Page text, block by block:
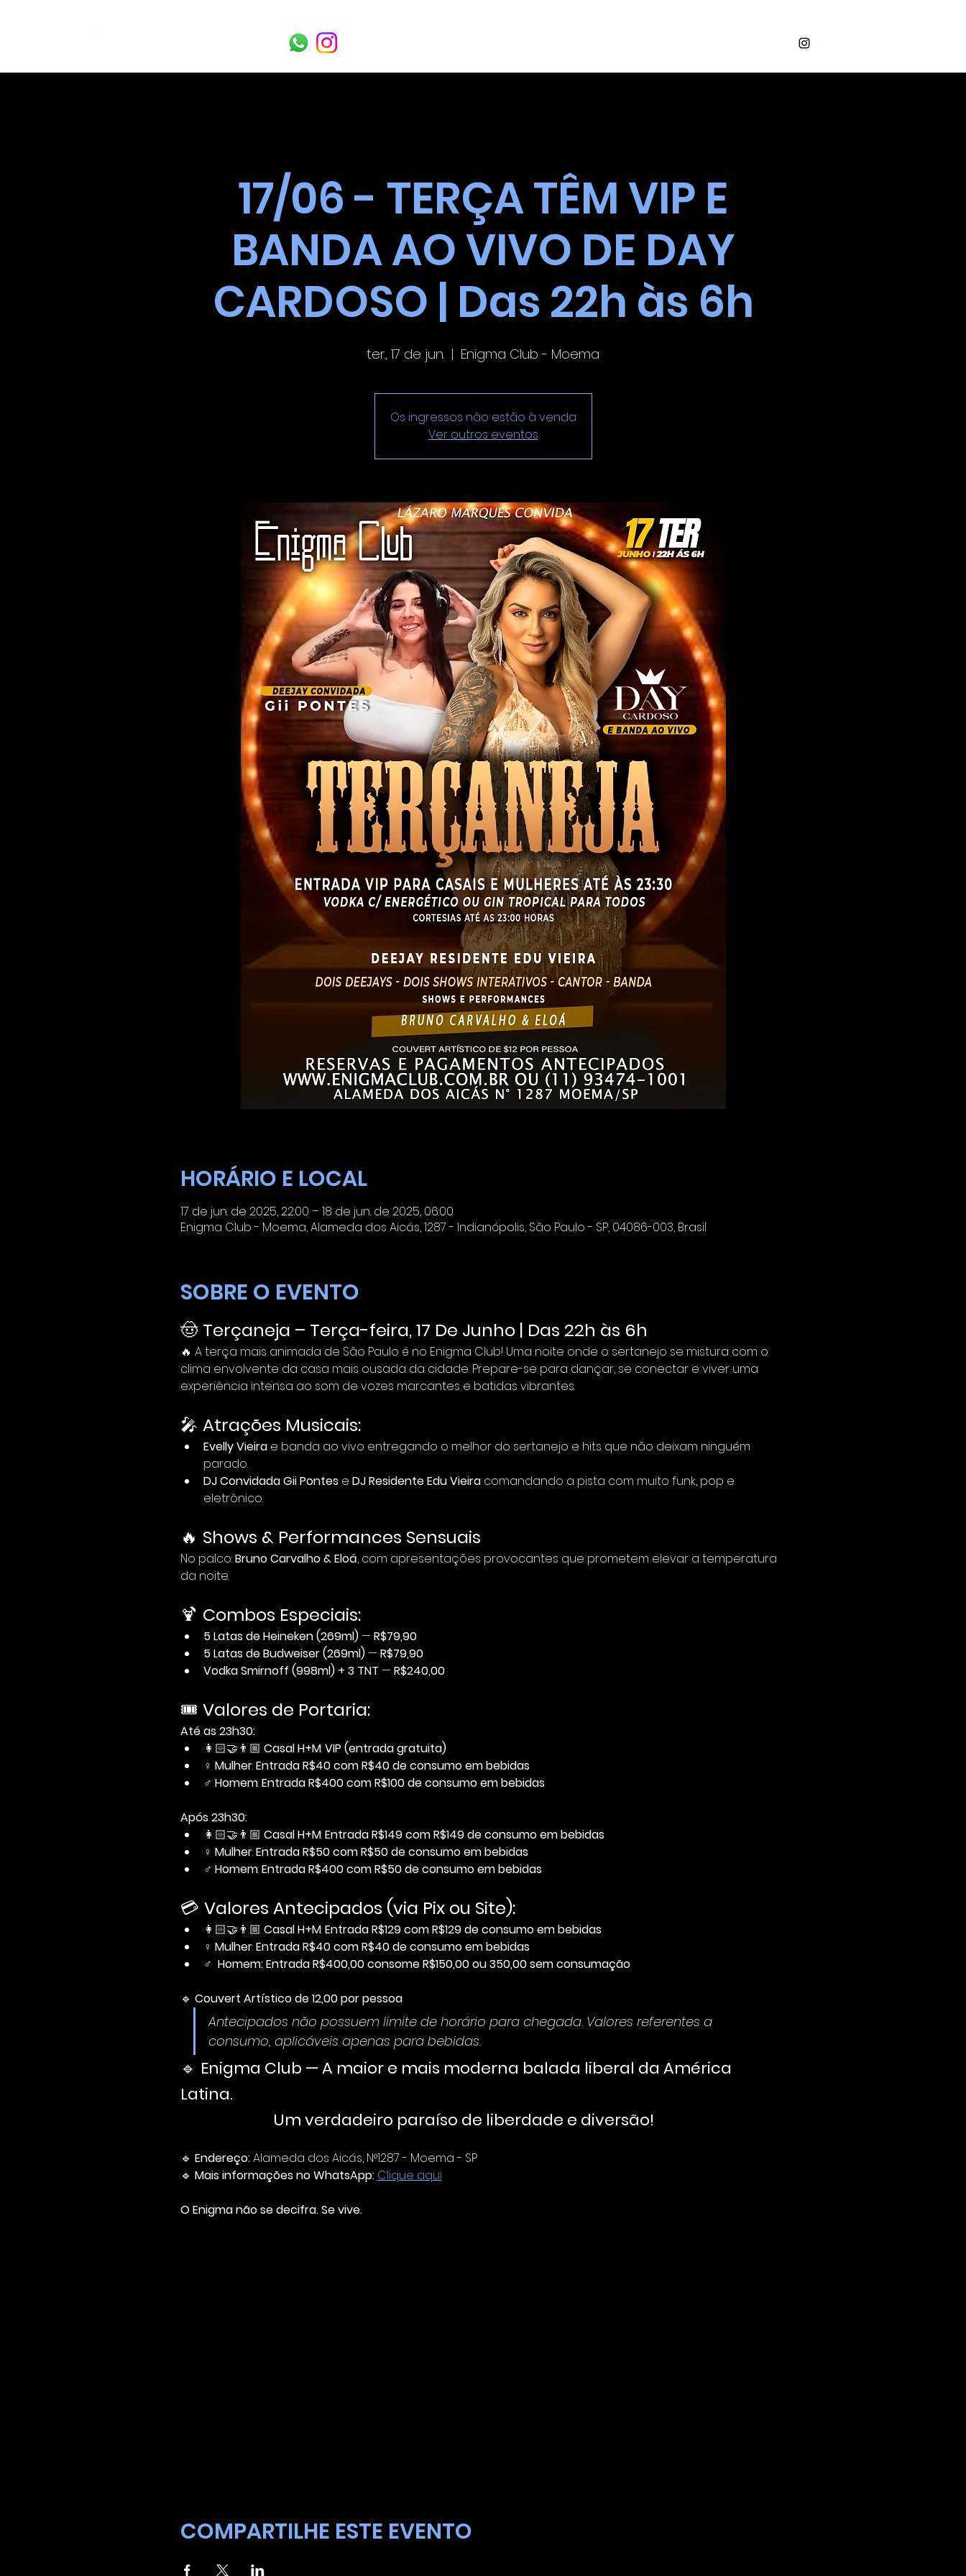
17/06 - TERÇA TÊM VIP E
BANDA AO VIVO DE DAY
CARDOSO | Das 22h às 6h
ter., 17 de jun.
  |
Enigma Club - Moema
Os ingressos não estão à venda
Ver outros eventos
HORÁRIO E LOCAL
17 de jun. de 2025, 22:00 – 18 de jun. de 2025, 06:00
Enigma Club - Moema, Alameda dos Aicás, 1287 - Indianópolis, São Paulo - SP, 04086-003, Brasil
SOBRE O EVENTO
🤠 Terçaneja – Terça-feira, 17 De Junho | Das 22h às 6h
🔥 A terça mais animada de São Paulo é no Enigma Club! Uma noite onde o sertanejo se mistura com o
clima envolvente da casa mais ousada da cidade. Prepare-se para dançar, se conectar e viver uma
experiência intensa ao som de vozes marcantes e batidas vibrantes.
🎤 Atrações Musicais:
Evelly Vieira e banda ao vivo entregando o melhor do sertanejo e hits que não deixam ninguém
parado.
DJ Convidada Gii Pontes e DJ Residente Edu Vieira comandando a pista com muito funk, pop e
eletrônico.
🔥 Shows & Performances Sensuais
No palco: Bruno Carvalho & Eloá, com apresentações provocantes que prometem elevar a temperatura
da noite.
🍹 Combos Especiais:
5 Latas de Heineken (269ml) — R$79,90
5 Latas de Budweiser (269ml) — R$79,90
Vodka Smirnoff (998ml) + 3 TNT — R$240,00
🎟️ Valores de Portaria:
Até as 23h30:
👩🏻‍🤝‍👨🏼 Casal H+M: VIP (entrada gratuita)
♀ Mulher: Entrada R$40 com R$40 de consumo em bebidas
♂ Homem: Entrada R$400 com R$100 de consumo em bebidas
Após 23h30:
👩🏻‍🤝‍👨🏼 Casal H+M: Entrada R$149 com R$149 de consumo em bebidas
♀ Mulher: Entrada R$50 com R$50 de consumo em bebidas
♂ Homem: Entrada R$400 com R$50 de consumo em bebidas
💳 Valores Antecipados (via Pix ou Site):
👩🏻‍🤝‍👨🏼 Casal H+M: Entrada R$129 com R$129 de consumo em bebidas
♀ Mulher: Entrada R$40 com R$40 de consumo em bebidas
♂ Homem: Entrada R$400,00 consome R$150,00 ou 350,00 sem consumação
🔹 Couvert Artístico de 12,00 por pessoa
Antecipados não possuem limite de horário para chegada. Valores referentes a
consumo, aplicáveis apenas para bebidas.
🔹 Enigma Club — A maior e mais moderna balada liberal da América
Latina.
                          Um verdadeiro paraíso de liberdade e diversão!
🔹 Endereço: Alameda dos Aicás, N°1287 - Moema - SP
🔹 Mais informações no WhatsApp: Clique aqui
O Enigma não se decifra. Se vive.
COMPARTILHE ESTE EVENTO